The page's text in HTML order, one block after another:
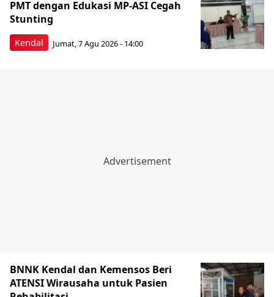
Kendal
PMT dengan Edukasi MP-ASI Cegah
Stunting
Jumat, 7 Agu 2026 - 14:00
BNNK Kendal dan Kemensos Beri
ATENSI Wirausaha untuk Pasien